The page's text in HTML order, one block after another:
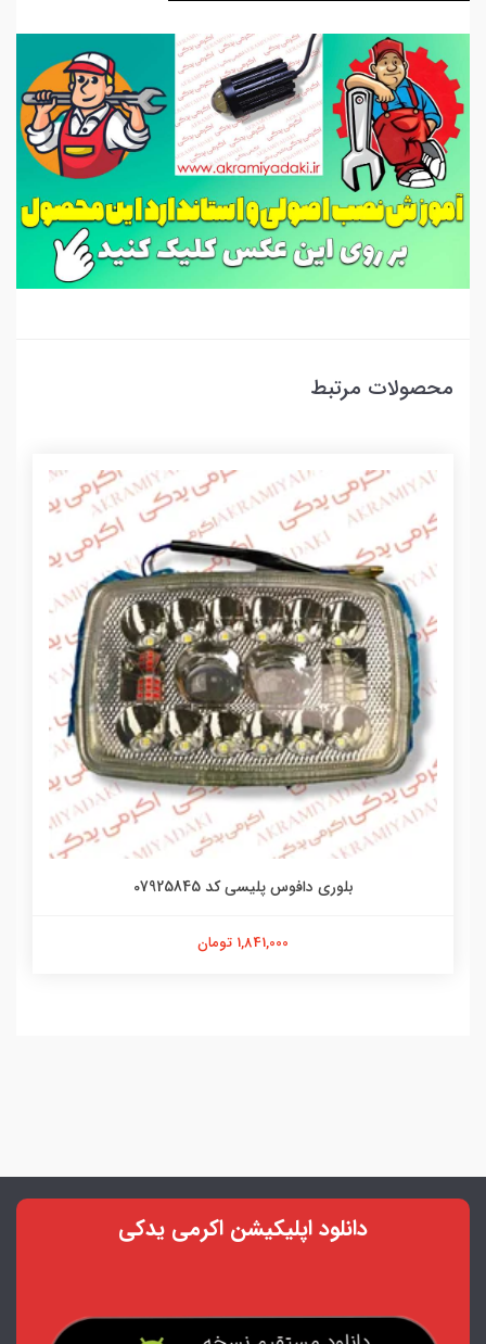
محصولات مرتبط
بلوری دافوس پلیسی کد 07925845
1,841,000 تومان
دانلود اپلیکیشن اکرمی یدکی